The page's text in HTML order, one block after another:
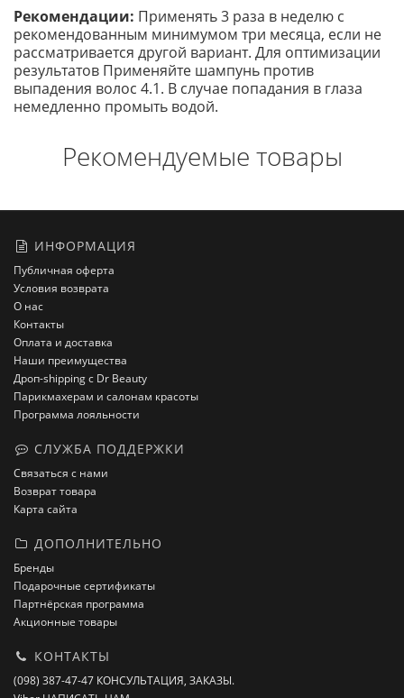
Рекомендации: Применять 3 раза в неделю с
рекомендованным минимумом три месяца, если не
рассматривается другой вариант. Для оптимизации
результатов Применяйте шампунь против
выпадения волос 4.1. В случае попадания в глаза
немедленно промыть водой.
Рекомендуемые товары
ИНФОРМАЦИЯ
Публичная оферта
Условия возврата
О нас
Контакты
Оплата и доставка
Наши преимущества
Дроп-shipping с Dr Beauty
Парикмахерам и салонам красоты
Программа лояльности
СЛУЖБА ПОДДЕРЖКИ
Связаться с нами
Возврат товара
Карта сайта
ДОПОЛНИТЕЛЬНО
Бренды
Подарочные сертификаты
Партнёрская программа
Акционные товары
КОНТАКТЫ
(098) 387-47-47 КОНСУЛЬТАЦИЯ, ЗАКАЗЫ.